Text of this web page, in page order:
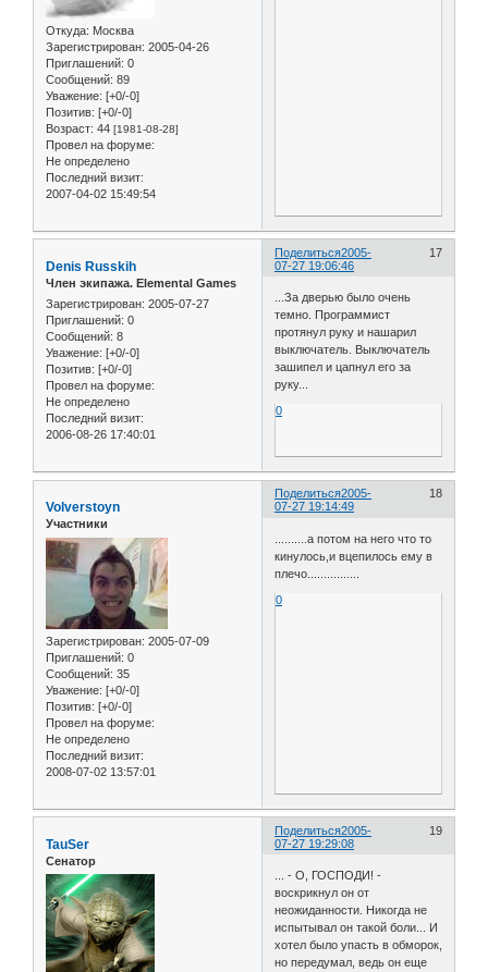
Откуда: Москва
Зарегистрирован: 2005-04-26
Приглашений: 0
Сообщений: 89
Уважение: [+0/-0]
Позитив: [+0/-0]
Возраст: 44 [1981-08-28]
Провел на форуме:
Не определено
Последний визит:
2007-04-02 15:49:54
Поделиться 17
2005-
07-27 19:06:46
Denis Russkih
Член экипажа. Elemental Games
Зарегистрирован: 2005-07-27
Приглашений: 0
Сообщений: 8
Уважение: [+0/-0]
Позитив: [+0/-0]
Провел на форуме:
Не определено
Последний визит:
2006-08-26 17:40:01
...За дверью было очень
темно. Программист
протянул руку и нашарил
выключатель. Выключатель
зашипел и цапнул его за
руку...
0
Поделиться 18
2005-
07-27 19:14:49
Volverstoyn
Участники
Зарегистрирован: 2005-07-09
Приглашений: 0
Сообщений: 35
Уважение: [+0/-0]
Позитив: [+0/-0]
Провел на форуме:
Не определено
Последний визит:
2008-07-02 13:57:01
..........а потом на него что то
кинулось,и вцепилось ему в
плечо................
0
Поделиться 19
2005-
07-27 19:29:08
TauSer
Сенатор
... - О, ГОСПОДИ! -
воскрикнул он от
неожиданности. Никогда не
испытывал он такой боли... И
хотел было упасть в обморок,
но передумал, ведь он еще